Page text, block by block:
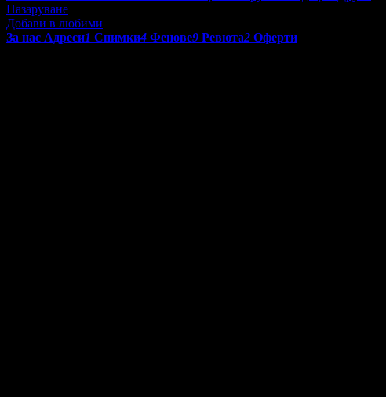
Пазаруване
Добави в любими
За нас Адреси1 Снимки4 Фенове9 Ревюта2 Оферти